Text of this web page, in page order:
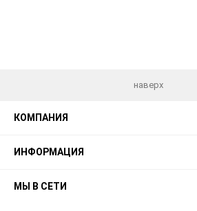
наверх
КОМПАНИЯ
ИНФОРМАЦИЯ
МЫ В СЕТИ